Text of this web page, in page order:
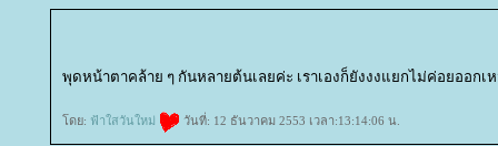
พุดหน้าตาคล้าย ๆ กันหลายต้นเลยค่ะ เราเองก็ยังงงแยกไม่ค่อยออก
ดย: ฟ้าใสวันใหม่ วันที่: 12 ธันวาคม 2553 เวลา:13:14:06 น.